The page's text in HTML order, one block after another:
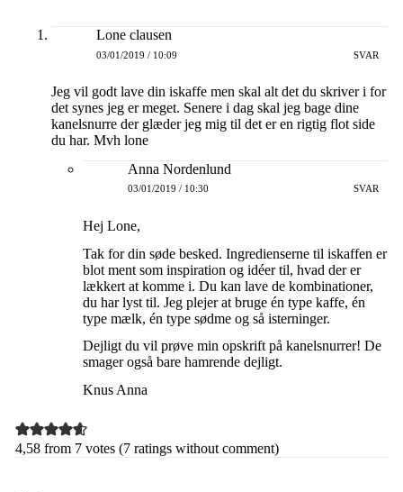
Lone clausen
03/01/2019 / 10:09 SVAR
Jeg vil godt lave din iskaffe men skal alt det du skriver i for
det synes jeg er meget. Senere i dag skal jeg bage dine
kanelsnurre der glæder jeg mig til det er en rigtig flot side
du har. Mvh lone
Anna Nordenlund
03/01/2019 / 10:30 SVAR
Hej Lone,
Tak for din søde besked. Ingredienserne til iskaffen er
blot ment som inspiration og idéer til, hvad der er
lækkert at komme i. Du kan lave de kombinationer,
du har lyst til. Jeg plejer at bruge én type kaffe, én
type mælk, én type sødme og så isterninger.
Dejligt du vil prøve min opskrift på kanelsnurrer! De
smager også bare hamrende dejligt.
Knus Anna
4,58 from 7 votes (7 ratings without comment)